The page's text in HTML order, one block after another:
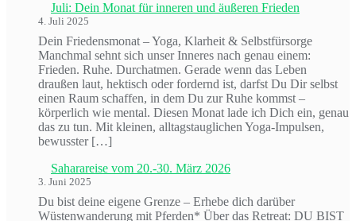
Juli: Dein Monat für inneren und äußeren Frieden
4. Juli 2025
Dein Friedensmonat – Yoga, Klarheit & Selbstfürsorge
Manchmal sehnt sich unser Inneres nach genau einem:
Frieden. Ruhe. Durchatmen. Gerade wenn das Leben
draußen laut, hektisch oder fordernd ist, darfst Du Dir selbst
einen Raum schaffen, in dem Du zur Ruhe kommst –
körperlich wie mental. Diesen Monat lade ich Dich ein, genau
das zu tun. Mit kleinen, alltagstauglichen Yoga-Impulsen,
bewusster […]
Saharareise vom 20.-30. März 2026
3. Juni 2025
Du bist deine eigene Grenze – Erhebe dich darüber
Wüstenwanderung mit Pferden* Über das Retreat: DU BIST